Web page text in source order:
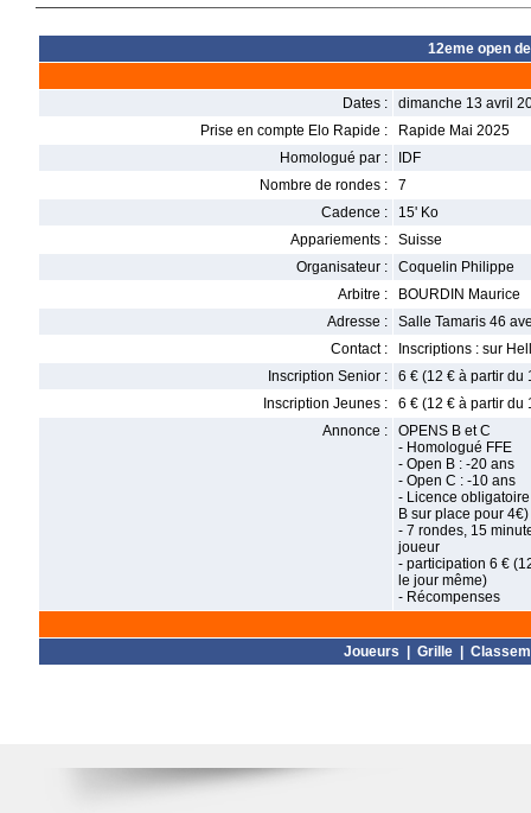
12eme open
Dates :
dimanche 13 avril
Prise en compte Elo Rapide :
Rapide Mai 2025
Homologué par :
IDF
Nombre de rondes :
7
Cadence :
15' Ko
Appariements :
Suisse
Organisateur :
Coquelin Philippe
Arbitre :
BOURDIN Maurice
Adresse :
Salle Tamaris 46
Contact :
Inscriptions : sur
Inscription Senior :
6 € (12 € à partir du
Inscription Jeunes :
6 € (12 € à partir du
Annonce :
OPENS B et C
- Homologué FFE
- Open B : -20 ans
- Open C : -10 ans
- Licence
B sur place pour 4€)
- 7 rondes, 15
joueur
- participation 6 €
le jour même)
- Récompenses
Joueurs Grille|